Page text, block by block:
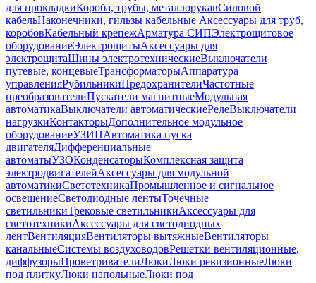
для прокладкиКороба, трубы, металлорукавСиловой
кабельНаконечники, гильзы кабельные Аксессуары для труб,
коробовКабельный крепежАрматура СИПЭлектрощитовое
оборудованиеЭлектрощитыАксессуары для
электрощитаШины электротехническиеВыключатели
путевые, концевыеТрансформаторыАппаратура
управленияРубильникиПредохранителиЧастотные
преобразователиПускатели магнитныеМодульная
автоматикаВыключатели автоматическиеРелеВыключатели
нагрузкиКонтакторыДополнительное модульное
оборудованиеУЗИПАвтоматика пуска
двигателяДифференциальные
автоматыУЗОКонденсаторыКомплексная защита
электродвигателейАксессуары для модульной
автоматикиСветотехникаПромышленное и сигнальное
освещениеСветодиодные лентыТочечные
светильникиТрековые светильникиАксессуары для
светотехникиАксессуары для светодиодных
лентВентиляцияВентиляторы вытяжныеВентиляторы
канальныеСистемы воздуховодовРешетки вентиляционные,
диффузорыПроветривателиЛюкиЛюки ревизионныеЛюки
под плиткуЛюки напольныеЛюки под